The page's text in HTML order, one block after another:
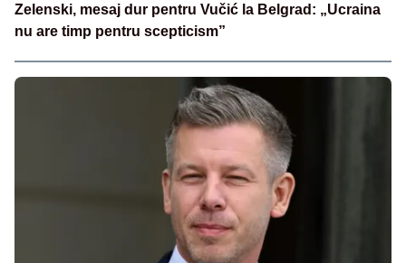
Zelenski, mesaj dur pentru Vučić la Belgrad: „Ucraina
nu are timp pentru scepticism”